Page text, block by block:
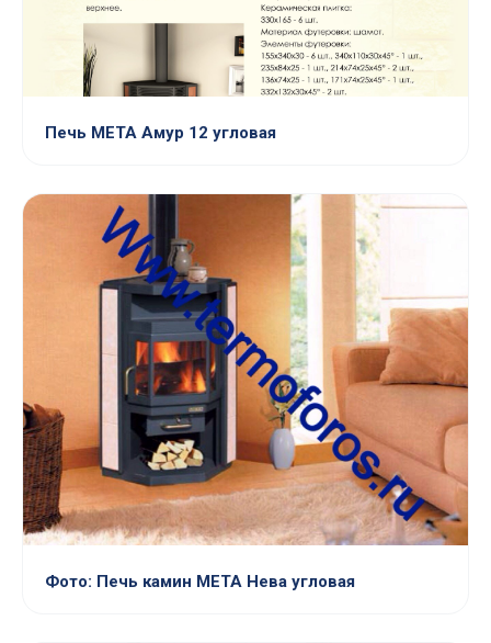
Печь МЕТА Амур 12 угловая
Фото: Печь камин МЕТА Нева угловая